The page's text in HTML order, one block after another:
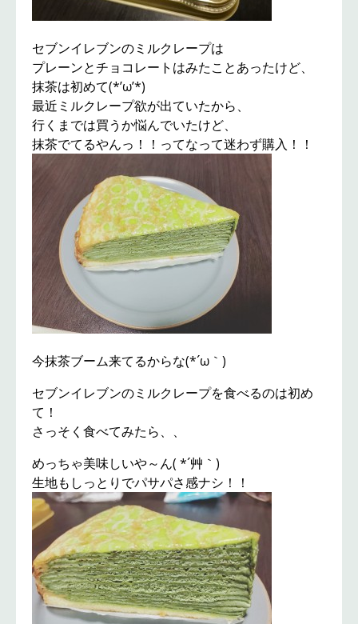
セブンイレブンのミルクレープは
プレーンとチョコレートはみたことあったけど、
抹茶は初めて(*’ω’*)
最近ミルクレープ欲が出ていたから、
行くまでは買うか悩んでいたけど、
抹茶でてるやんっ！！ってなって迷わず購入！！
今抹茶ブーム来てるからな(*´ω｀)
セブンイレブンのミルクレープを食べるのは初め
て！
さっそく食べてみたら、、
めっちゃ美味しいや～ん( *´艸｀)
生地もしっとりでパサパさ感ナシ！！